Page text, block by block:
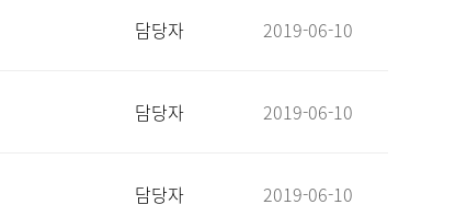
담당자 2019-06-10
담당자 2019-06-10
담당자 2019-06-10